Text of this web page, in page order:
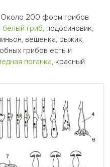
200 форм грибов
белый гриб, подосиновик,
вешенка, рыжик,
грибов есть и
поганка, красный